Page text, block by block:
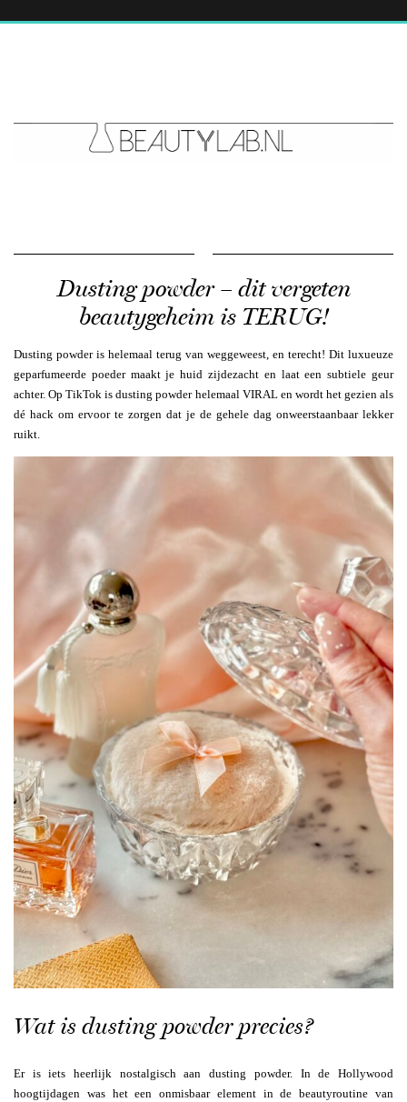
Dusting powder – dit vergeten
beautygeheim is TERUG!
Dusting powder is helemaal terug van weggeweest, en terecht! Dit luxueuze
geparfumeerde poeder maakt je huid zijdezacht en laat een subtiele geur
achter. Op TikTok is dusting powder helemaal VIRAL en wordt het gezien als
dé hack om ervoor te zorgen dat je de gehele dag onweerstaanbaar lekker
ruikt.
Wat is dusting powder precies?
Er is iets heerlijk nostalgisch aan dusting powder. In de Hollywood
hoogtijdagen was het een onmisbaar element in de beautyroutine van